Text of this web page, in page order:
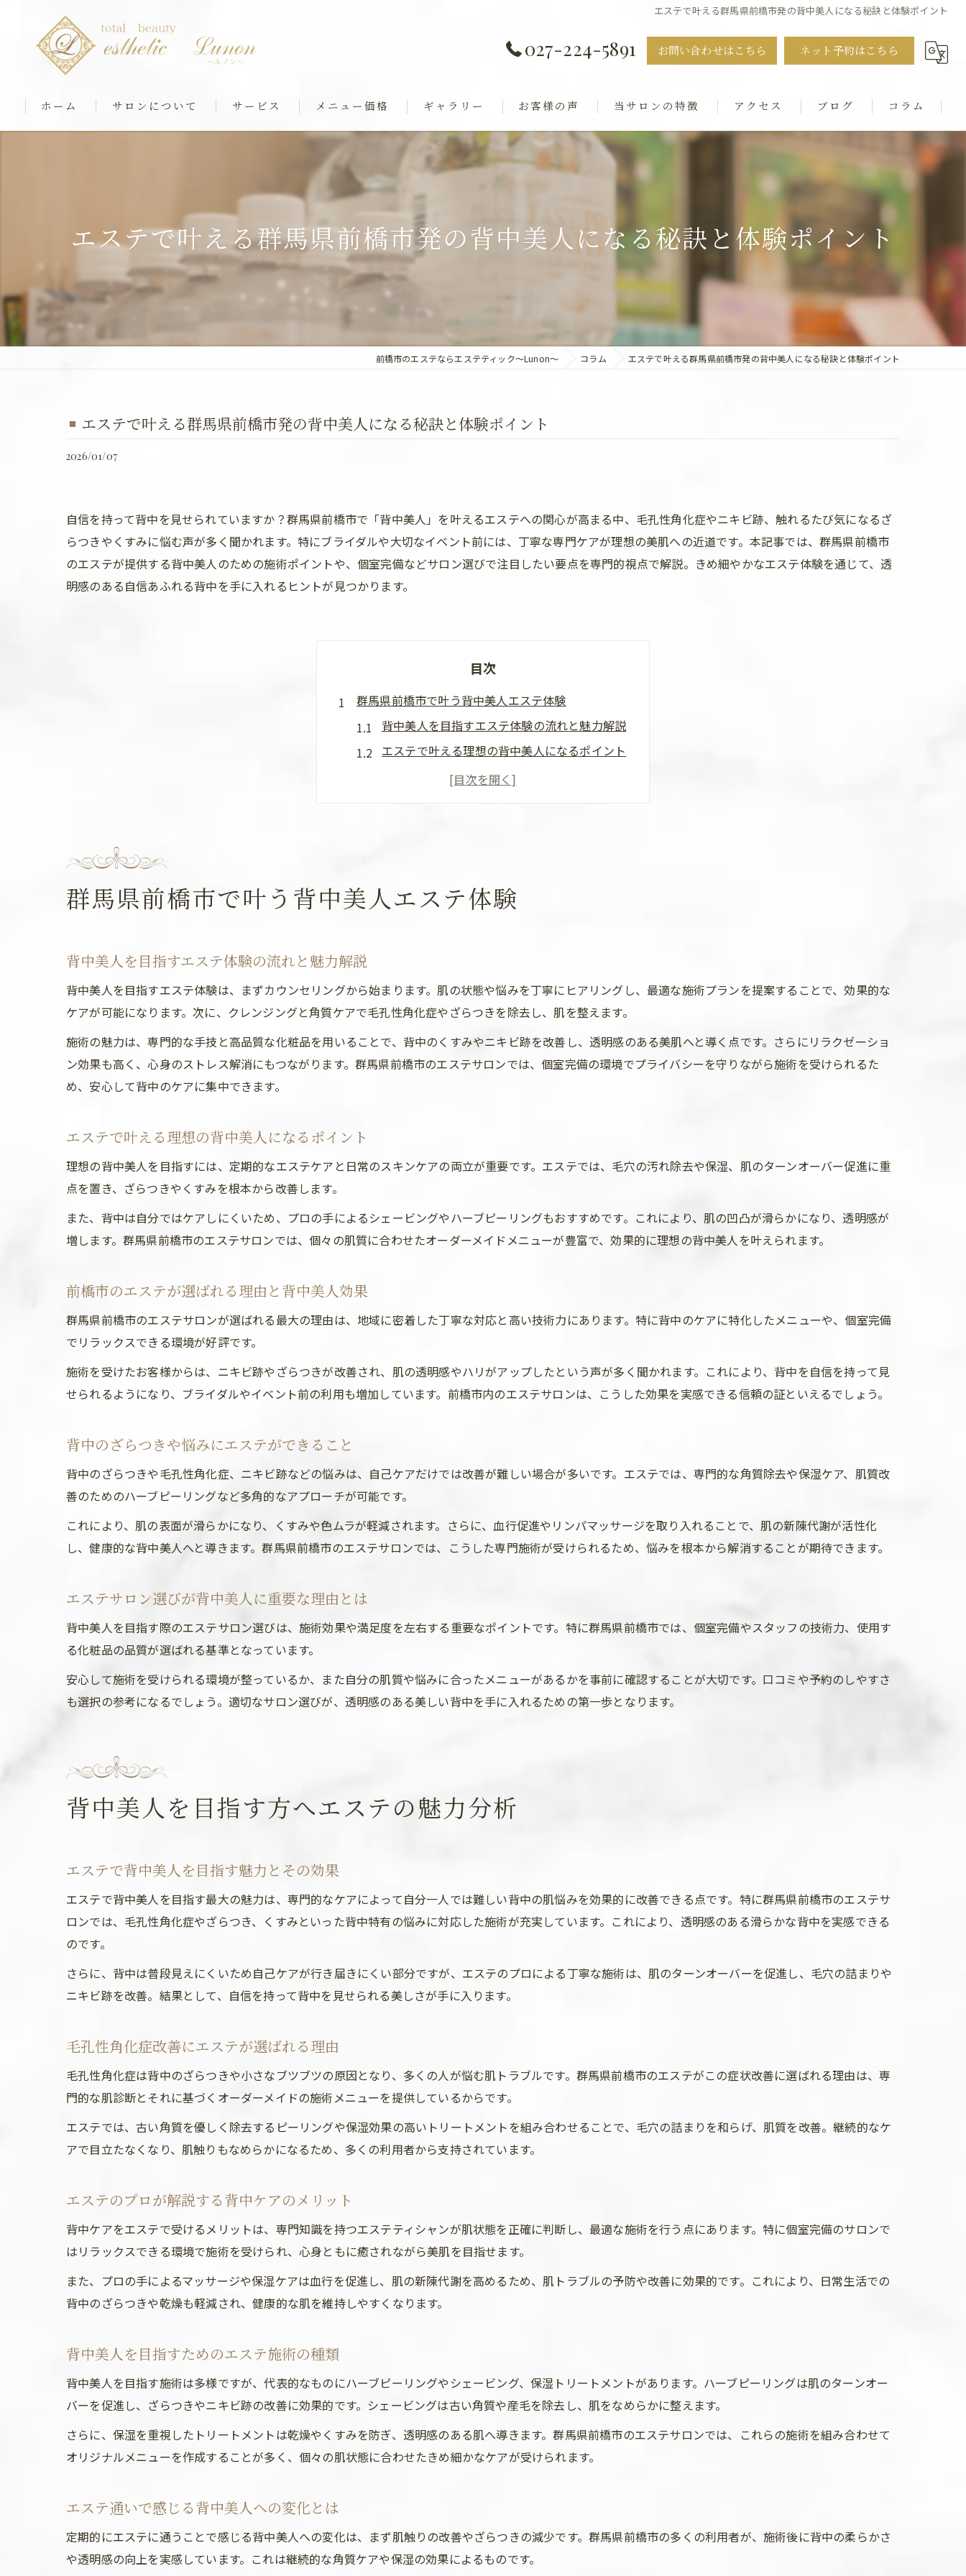
エステで叶える群馬県前橋市発の背中美人になる秘訣と体験ポイント
027-224-5891 お問い合わせはこちら ネット予約はこちら
ホーム サロンについて サービス
筋膜ストレッチ＆全身歪み調整
メニュー価格 ギャラリー お客様の声 当サロンの特徴
痩身
ダイエット
巻き肩・猫背・ストレートネック
ブライダル
アクセス ブログ コラム
エステで叶える群馬県前橋市発の背中美人になる秘訣と体験ポイント
前橋市のエステならエステティック～Lunon～ コラム エステで叶える群馬県前橋市発の背中美人になる秘訣と体験ポイント
エステで叶える群馬県前橋市発の背中美人になる秘訣と体験ポイント
2026/01/07
自信を持って背中を見せられていますか？群馬県前橋市で「背中美人」を叶えるエステへの関心が高まる中、毛孔性角化症やニキビ跡、触れるたび気になるざ
らつきやくすみに悩む声が多く聞かれます。特にブライダルや大切なイベント前には、丁寧な専門ケアが理想の美肌への近道です。本記事では、群馬県前橋市
のエステが提供する背中美人のための施術ポイントや、個室完備などサロン選びで注目したい要点を専門的視点で解説。きめ細やかなエステ体験を通じて、透
明感のある自信あふれる背中を手に入れるヒントが見つかります。
目次
群馬県前橋市で叶う背中美人エステ体験
背中美人を目指すエステ体験の流れと魅力解説
エステで叶える理想の背中美人になるポイント
前橋市のエステが選ばれる理由と背中美人効果
毛孔性角化症改善にエステが選ばれる理由
ナチュラル美肌なら背中エステの効果を活用
エステで得られる自然なトーンアップ効果
イベント前にエステで背中美人を準備する意義
背中のニキビ跡改善にエステが効果的な理由
自信を持てる背中作りのプロが伝える秘訣
プロのエステ技術で叶える背中美人への近道
エステで自信を持てる背中を目指す秘訣とは
効率よく美肌を手に入れるエステ施術の工夫
口コミで評判のエステで背中美人を目指そう
前橋市エリアで注目のエステ活用ポイント
利用者の声から選ぶ背中美人エステの特徴
エステ体験談でわかる背中美人への近道
群馬県前橋市で叶う背中美人エステ体験
背中美人を目指すエステ体験の流れと魅力解説
背中美人を目指すエステ体験は、まずカウンセリングから始まります。肌の状態や悩みを丁寧にヒアリングし、最適な施術プランを提案することで、効果的な
ケアが可能になります。次に、クレンジングと角質ケアで毛孔性角化症やざらつきを除去し、肌を整えます。
施術の魅力は、専門的な手技と高品質な化粧品を用いることで、背中のくすみやニキビ跡を改善し、透明感のある美肌へと導く点です。さらにリラクゼーショ
ン効果も高く、心身のストレス解消にもつながります。群馬県前橋市のエステサロンでは、個室完備の環境でプライバシーを守りながら施術を受けられるた
め、安心して背中のケアに集中できます。
エステで叶える理想の背中美人になるポイント
理想の背中美人を目指すには、定期的なエステケアと日常のスキンケアの両立が重要です。エステでは、毛穴の汚れ除去や保湿、肌のターンオーバー促進に重
点を置き、ざらつきやくすみを根本から改善します。
また、背中は自分ではケアしにくいため、プロの手によるシェービングやハーブピーリングもおすすめです。これにより、肌の凹凸が滑らかになり、透明感が
増します。群馬県前橋市のエステサロンでは、個々の肌質に合わせたオーダーメイドメニューが豊富で、効果的に理想の背中美人を叶えられます。
前橋市のエステが選ばれる理由と背中美人効果
群馬県前橋市のエステサロンが選ばれる最大の理由は、地域に密着した丁寧な対応と高い技術力にあります。特に背中のケアに特化したメニューや、個室完備
でリラックスできる環境が好評です。
施術を受けたお客様からは、ニキビ跡やざらつきが改善され、肌の透明感やハリがアップしたという声が多く聞かれます。これにより、背中を自信を持って見
せられるようになり、ブライダルやイベント前の利用も増加しています。前橋市内のエステサロンは、こうした効果を実感できる信頼の証といえるでしょう。
背中のざらつきや悩みにエステができること
背中のざらつきや毛孔性角化症、ニキビ跡などの悩みは、自己ケアだけでは改善が難しい場合が多いです。エステでは、専門的な角質除去や保湿ケア、肌質改
善のためのハーブピーリングなど多角的なアプローチが可能です。
これにより、肌の表面が滑らかになり、くすみや色ムラが軽減されます。さらに、血行促進やリンパマッサージを取り入れることで、肌の新陳代謝が活性化
し、健康的な背中美人へと導きます。群馬県前橋市のエステサロンでは、こうした専門施術が受けられるため、悩みを根本から解消することが期待できます。
エステサロン選びが背中美人に重要な理由とは
背中美人を目指す際のエステサロン選びは、施術効果や満足度を左右する重要なポイントです。特に群馬県前橋市では、個室完備やスタッフの技術力、使用す
る化粧品の品質が選ばれる基準となっています。
安心して施術を受けられる環境が整っているか、また自分の肌質や悩みに合ったメニューがあるかを事前に確認することが大切です。口コミや予約のしやすさ
も選択の参考になるでしょう。適切なサロン選びが、透明感のある美しい背中を手に入れるための第一歩となります。
背中美人を目指す方へエステの魅力分析
エステで背中美人を目指す魅力とその効果
エステで背中美人を目指す最大の魅力は、専門的なケアによって自分一人では難しい背中の肌悩みを効果的に改善できる点です。特に群馬県前橋市のエステサ
ロンでは、毛孔性角化症やざらつき、くすみといった背中特有の悩みに対応した施術が充実しています。これにより、透明感のある滑らかな背中を実感できる
のです。
さらに、背中は普段見えにくいため自己ケアが行き届きにくい部分ですが、エステのプロによる丁寧な施術は、肌のターンオーバーを促進し、毛穴の詰まりや
ニキビ跡を改善。結果として、自信を持って背中を見せられる美しさが手に入ります。
毛孔性角化症改善にエステが選ばれる理由
毛孔性角化症は背中のざらつきや小さなブツブツの原因となり、多くの人が悩む肌トラブルです。群馬県前橋市のエステがこの症状改善に選ばれる理由は、専
門的な肌診断とそれに基づくオーダーメイドの施術メニューを提供しているからです。
エステでは、古い角質を優しく除去するピーリングや保湿効果の高いトリートメントを組み合わせることで、毛穴の詰まりを和らげ、肌質を改善。継続的なケ
アで目立たなくなり、肌触りもなめらかになるため、多くの利用者から支持されています。
エステのプロが解説する背中ケアのメリット
背中ケアをエステで受けるメリットは、専門知識を持つエステティシャンが肌状態を正確に判断し、最適な施術を行う点にあります。特に個室完備のサロンで
はリラックスできる環境で施術を受けられ、心身ともに癒されながら美肌を目指せます。
また、プロの手によるマッサージや保湿ケアは血行を促進し、肌の新陳代謝を高めるため、肌トラブルの予防や改善に効果的です。これにより、日常生活での
背中のざらつきや乾燥も軽減され、健康的な肌を維持しやすくなります。
背中美人を目指すためのエステ施術の種類
背中美人を目指す施術は多様ですが、代表的なものにハーブピーリングやシェービング、保湿トリートメントがあります。ハーブピーリングは肌のターンオー
バーを促進し、ざらつきやニキビ跡の改善に効果的です。シェービングは古い角質や産毛を除去し、肌をなめらかに整えます。
さらに、保湿を重視したトリートメントは乾燥やくすみを防ぎ、透明感のある肌へ導きます。群馬県前橋市のエステサロンでは、これらの施術を組み合わせて
オリジナルメニューを作成することが多く、個々の肌状態に合わせたきめ細かなケアが受けられます。
エステ通いで感じる背中美人への変化とは
定期的にエステに通うことで感じる背中美人への変化は、まず肌触りの改善やざらつきの減少です。群馬県前橋市の多くの利用者が、施術後に背中の柔らかさ
や透明感の向上を実感しています。これは継続的な角質ケアや保湿の効果によるものです。